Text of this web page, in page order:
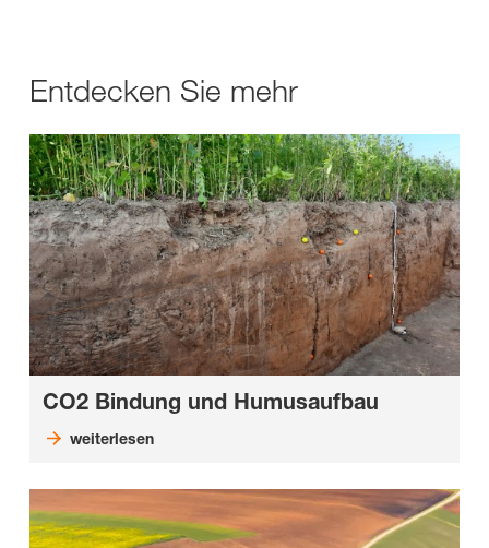
Entdecken Sie mehr
CO2 Bindung und Humusaufbau
weiterlesen